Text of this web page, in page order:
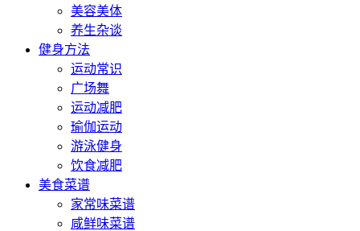
美容美体
养生杂谈
健身方法
运动常识
广场舞
运动减肥
瑜伽运动
游泳健身
饮食减肥
美食菜谱
家常味菜谱
咸鲜味菜谱